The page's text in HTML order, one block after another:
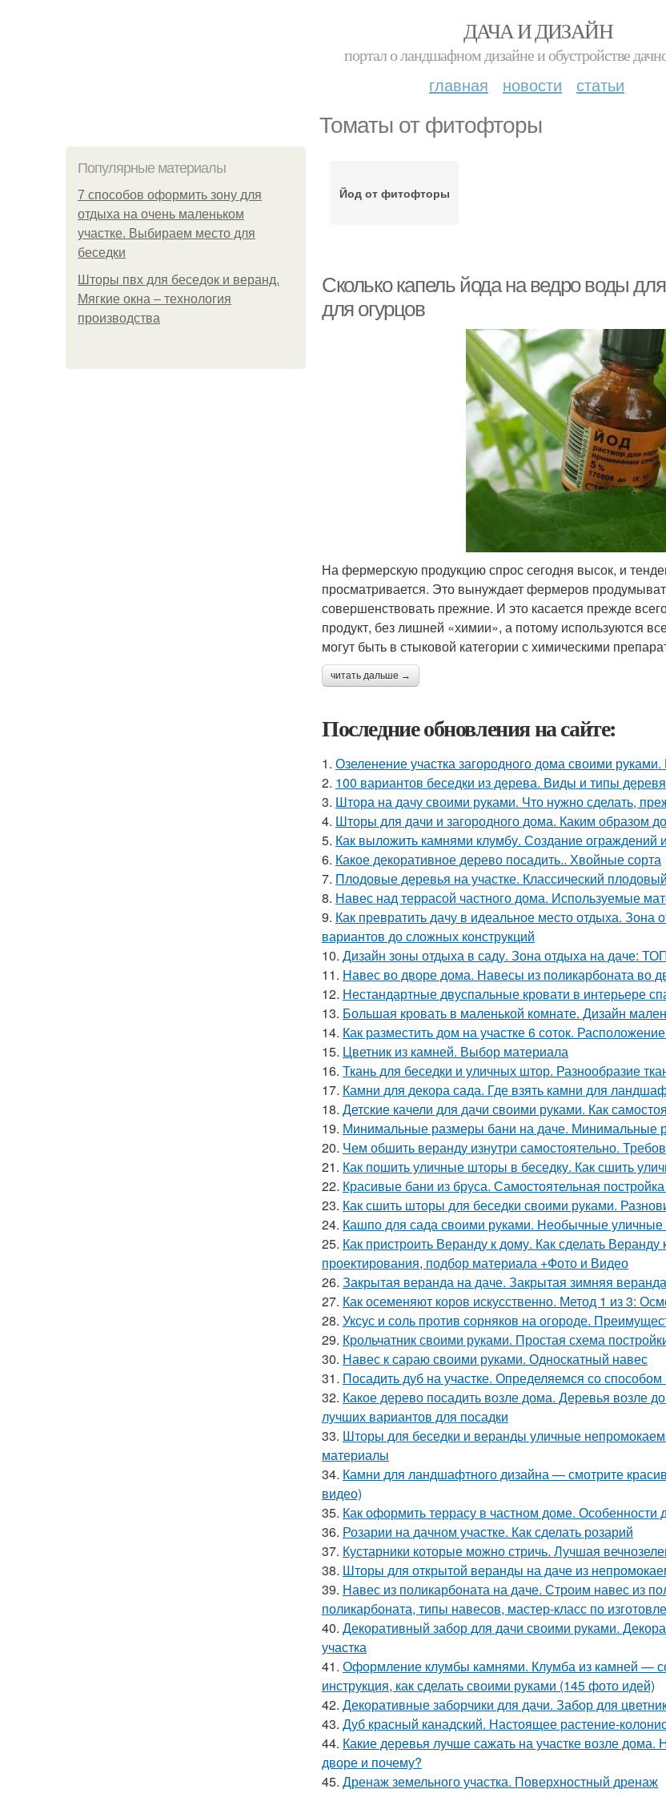
ДАЧА И ДИЗАЙН
портал о ландшафном дизайне и обустройстве
главная новости статьи
Томаты от фитофторы
Популярные материалы
7 способов оформить зону для
отдыха на очень маленьком
участке. Выбираем место для
беседки
Шторы пвх для беседок и веранд.
Мягкие окна – технология
производства
Йод от фитофторы
Сколько капель йода на ведро воды
для огурцов
На фермерскую продукцию спрос сегодня высок, и
просматривается. Это вынуждает фермеров
совершенствовать прежние. И это касается прежде
продукт, без лишней «химии», а потому используются
могут быть в стыковой категории с химическими
читать дальше →
Последние обновления на сайте:
1. Озеленение участка загородного дома своими руками.
2. 100 вариантов беседки из дерева. Виды и типы
3. Штора на дачу своими руками. Что нужно сделать,
4. Шторы для дачи и загородного дома. Каким образом
5. Как выложить камнями клумбу. Создание ограждений
6. Какое декоративное дерево посадить.. Хвойные сорта
7. Плодовые деревья на участке. Классический
8. Навес над террасой частного дома. Используемые
9. Как превратить дачу в идеальное место отдыха. Зона
вариантов до сложных конструкций
10. Дизайн зоны отдыха в саду. Зона отдыха на даче:
11. Навес во дворе дома. Навесы из поликарбоната во
12. Нестандартные двуспальные кровати в интерьере
13. Большая кровать в маленькой комнате. Дизайн
14. Как разместить дом на участке 6 соток.
15. Цветник из камней. Выбор материала
16. Ткань для беседки и уличных штор. Разнообразие
17. Камни для декора сада. Где взять камни для
18. Детские качели для дачи своими руками. Как
19. Минимальные размеры бани на даче. Минимальные
20. Чем обшить веранду изнутри самостоятельно.
21. Как пошить уличные шторы в беседку. Как сшить
22. Красивые бани из бруса. Самостоятельная
23. Как сшить шторы для беседки своими руками.
24. Кашпо для сада своими руками. Необычные
25. Как пристроить Веранду к дому. Как сделать
проектирования, подбор материала +Фото и Видео
26. Закрытая веранда на даче. Закрытая зимняя
27. Как осеменяют коров искусственно. Метод 1 из 3:
28. Уксус и соль против сорняков на огороде.
29. Крольчатник своими руками. Простая схема
30. Навес к сараю своими руками. Односкатный навес
31. Посадить дуб на участке. Определяемся со способом
32. Какое дерево посадить возле дома. Деревья возле
лучших вариантов для посадки
33. Шторы для беседки и веранды уличные
материалы
34. Камни для ландшафтного дизайна — смотрите
видео)
35. Как оформить террасу в частном доме. Особенности
36. Розарии на дачном участке. Как сделать розарий
37. Кустарники которые можно стричь. Лучшая
38. Шторы для открытой веранды на даче из
39. Навес из поликарбоната на даче. Строим навес из
поликарбоната, типы навесов, мастер-класс по
40. Декоративный забор для дачи своими руками.
участка
41. Оформление клумбы камнями. Клумба из камней —
инструкция, как сделать своими руками (145 фото идей)
42. Декоративные заборчики для дачи. Забор для
43. Дуб красный канадский. Настоящее растение-
44. Какие деревья лучше сажать на участке возле
дворе и почему?
45. Дренаж земельного участка. Поверхностный дренаж